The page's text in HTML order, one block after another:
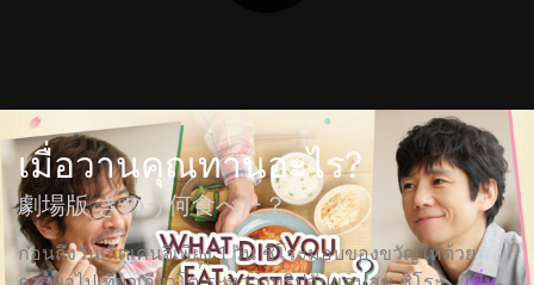
เมื่อวานคุณทานอะไร?
劇場版 きのう何食べた？
ก่อนถึงวันเกิดเคนจิเพียง 1 วัน ชิโระมอบของขวัญให้ด้วย